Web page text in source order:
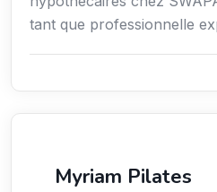
tant que professionnelle
Myriam Pilates